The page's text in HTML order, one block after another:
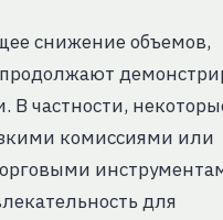
снижение объемов,
В частности,
комиссиями или
для